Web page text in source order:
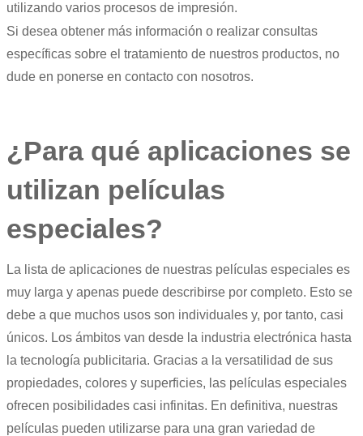
utilizando varios procesos de impresión.
Si desea obtener más información o realizar consultas
específicas sobre el tratamiento de nuestros productos, no
dude en ponerse en contacto con nosotros.
¿Para qué aplicaciones se
utilizan películas
especiales?
La lista de aplicaciones de nuestras películas especiales es
muy larga y apenas puede describirse por completo. Esto se
debe a que muchos usos son individuales y, por tanto, casi
únicos. Los ámbitos van desde la industria electrónica hasta
la tecnología publicitaria. Gracias a la versatilidad de sus
propiedades, colores y superficies, las películas especiales
ofrecen posibilidades casi infinitas. En definitiva, nuestras
películas pueden utilizarse para una gran variedad de